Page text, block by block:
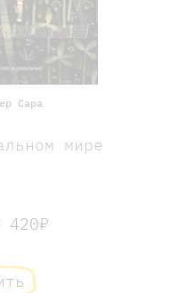
Сара
мире
420₽